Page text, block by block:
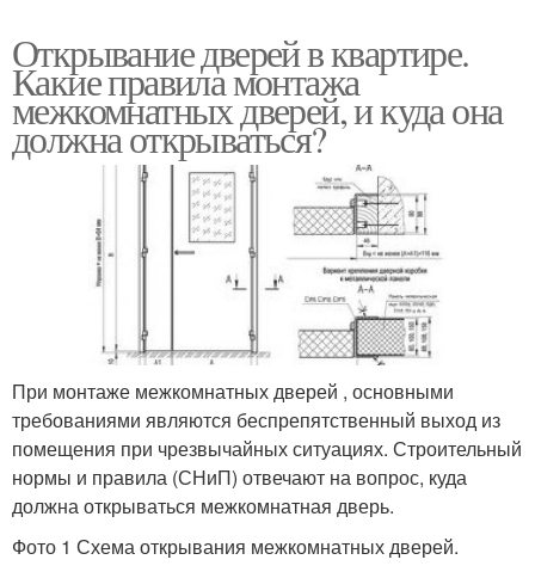
Открывание дверей в квартире.
Какие правила монтажа
межкомнатных дверей, и куда она
должна открываться?
При монтаже межкомнатных дверей , основными
требованиями являются беспрепятственный выход из
помещения при чрезвычайных ситуациях. Строительный
нормы и правила (СНиП) отвечают на вопрос, куда
должна открываться межкомнатная дверь.
Фото 1 Схема открывания межкомнатных дверей.